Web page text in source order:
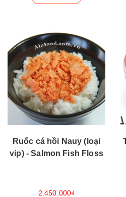
Ruốc cá hồi Nauy (loại
vip) - Salmon Fish Floss
2.450.000₫